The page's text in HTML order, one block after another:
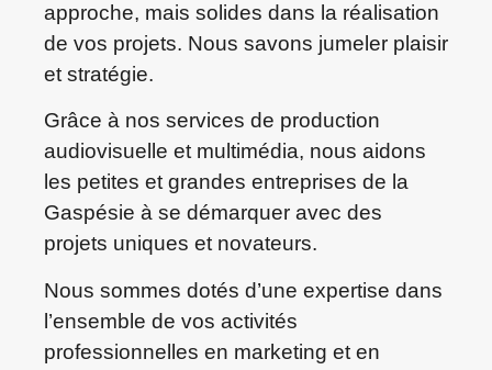
approche, mais solides dans la réalisation
de vos projets. Nous savons jumeler plaisir
et stratégie.
Grâce à nos services de production
audiovisuelle et multimédia, nous aidons
les petites et grandes entreprises de la
Gaspésie à se démarquer avec des
projets uniques et novateurs.
Nous sommes dotés d’une expertise dans
l’ensemble de vos activités
professionnelles en marketing et en